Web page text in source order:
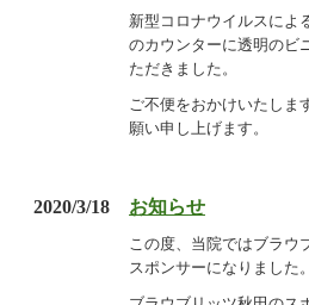
新型コロナウイルスによ
のカウンターに透明のビ
ただきました。
ご不便をおかけいたしま
願い申し上げます。
2020/3/18 お知らせ
この度、当院ではブラウ
スポンサーになりました。